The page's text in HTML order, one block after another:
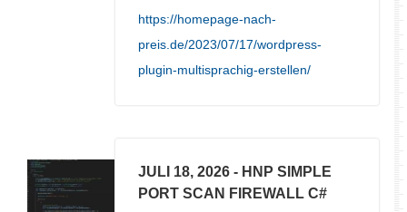
https://homepage-nach-
preis.de/2023/07/17/wordpress-
plugin-multisprachig-erstellen/
JULI 18, 2026 - HNP SIMPLE
PORT SCAN FIREWALL C#